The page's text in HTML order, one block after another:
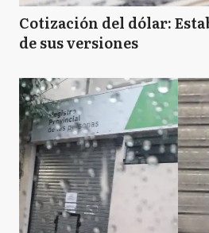
Cotización del dólar:
de sus versiones